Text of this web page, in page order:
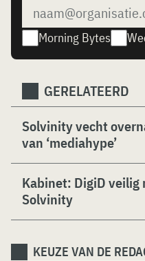
Morning Bytes
GERELATEERD
Solvinity vecht
van ‘mediahype’
Kabinet: DigiD veilig
Solvinity
KEUZE VAN DE